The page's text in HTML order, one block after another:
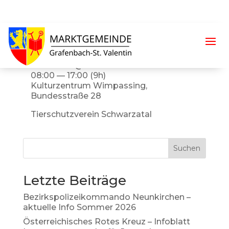
Flohmarkt
Oktober 5 @ 08:00
08:00 — 17:00 (9h)
Kulturzentrum Wimpassing,
Bundesstraße 28
Tierschutzverein Schwarzatal
Suchen
Letzte Beiträge
Bezirkspolizeikommando Neunkirchen –
aktuelle Info Sommer 2026
Österreichisches Rotes Kreuz – Infoblatt